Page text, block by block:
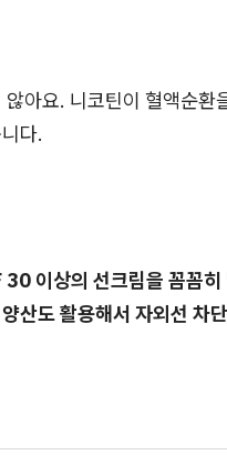
아요. 니코틴이 혈액순환
다.
30 이상의 선크림을 꼼꼼히
산도 활용해서 자외선 차단